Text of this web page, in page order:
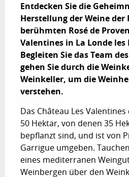
Entdecken Sie die
Herstellung der Weine der
berühmten Rosé de
Valentines in La Londe les
Begleiten Sie das Team
gehen Sie durch die
Weinkeller, um die
verstehen.
Das Château Les
50 Hektar, von denen 35
bepflanzt sind, und ist von
Garrigue umgeben.
eines mediterranen
Weinbergen über den